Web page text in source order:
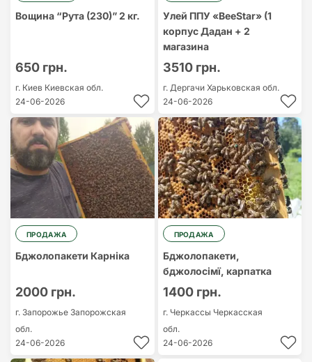
Вощина “Рута (230)” 2 кг.
650 грн.
г. Киев Киевская обл.
24-06-2026
Улей ППУ «BeeStar» (1
корпус Дадан + 2
магазина
3510 грн.
г. Дергачи Харьковская обл.
24-06-2026
ПРОДАЖА
Бджолопакети Карніка
2000 грн.
г. Запорожье Запорожская
обл.
24-06-2026
ПРОДАЖА
Бджолопакети,
бджолосімї, карпатка
1400 грн.
г. Черкассы Черкасская
обл.
24-06-2026